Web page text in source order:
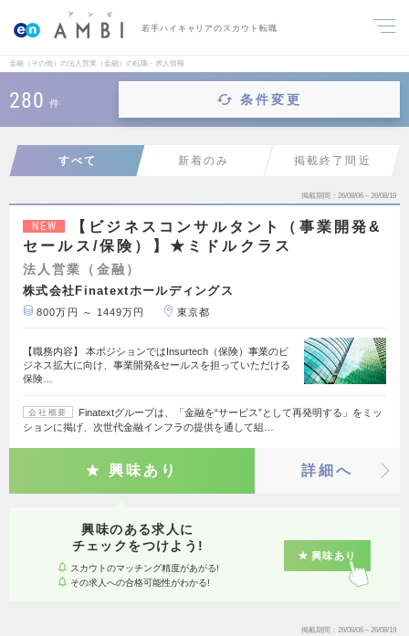
若手ハイキャリアのスカウト転職
金融（その他）の法人営業（金融）の転職・求人情報
280 件 条件変更
すべて 新着のみ 掲載終了間近
掲載期間 26/08/06～26/08/19
NEW
【ビジネスコンサルタント（事業開発&
セールス/保険）】★ミドルクラス
法人営業（金融）
株式会社Finatextホールディングス
800万円 ～ 1449万円 東京都
【職務内容】 本ポジションではInsurtech（保険）事業のビ
ジネス拡大に向け、事業開発&セールスを担っていただける
保険…
会社概要
Finatextグループは、「金融を“サービス”として再発明する」をミッ
ションに掲げ、次世代金融インフラの提供を通して組…
興味あり 詳細へ
興味のある求人に
チェックをつけよう!
スカウトのマッチング精度があがる!
その求人への合格可能性がわかる!
興味あり
掲載期間 26/08/06～26/08/19